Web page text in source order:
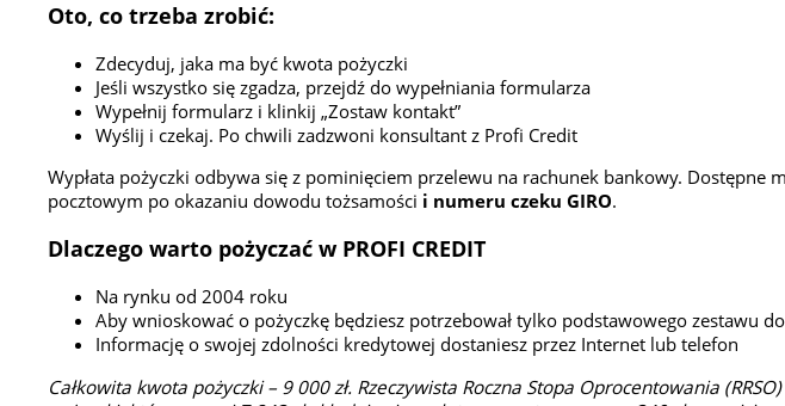
Oto, co trzeba zrobić:
Zdecyduj, jaka ma być kwota pożyczki
Jeśli wszystko się zgadza, przejdź do wypełniania formularza
Wypełnij formularz i klinkij „Zostaw kontakt”
Wyślij i czekaj. Po chwili zadzwoni konsultant z Profi Credit
Wypłata pożyczki odbywa się z pominięciem przelewu na rachunek bankowy. Dostępne
pocztowym po okazaniu dowodu tożsamości i numeru czeku GIRO.
Dlaczego warto pożyczać w PROFI CREDIT
Na rynku od 2004 roku
Aby wnioskować o pożyczkę będziesz potrzebował tylko podstawowego zestawu
Informację o swojej zdolności kredytowej dostaniesz przez Internet lub telefon
Całkowita kwota pożyczki – 9 000 zł. Rzeczywista Roczna Stopa Oprocentowania